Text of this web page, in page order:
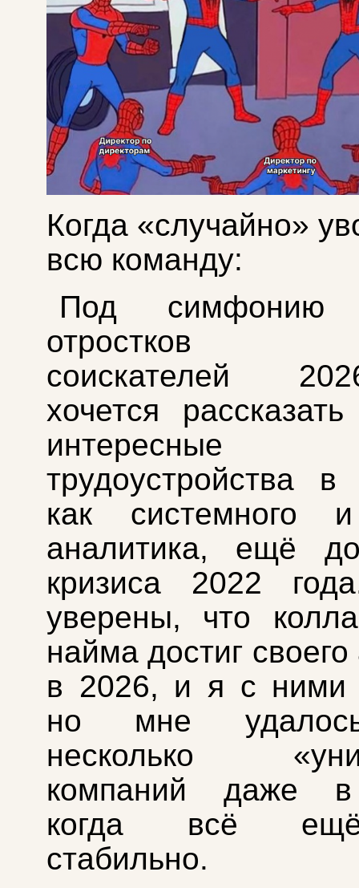
Когда «случайно»
всю команду:
Под симфонию
отростков
соискателей
хочется
интересные
трудоустройства
как системного
аналитика, ещё
кризиса 2022
уверены, что
найма достиг
в 2026, и я с ними
но мне
несколько
компаний даже
когда всё
стабильно.